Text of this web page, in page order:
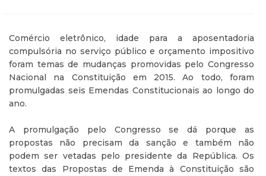
Comércio eletrônico, idade para a aposentadoria
compulsória no serviço público e orçamento impositivo
foram temas de mudanças promovidas pelo Congresso
Nacional na Constituição em 2015. Ao todo, foram
promulgadas seis Emendas Constitucionais ao longo do
ano.
A promulgação pelo Congresso se dá porque as
propostas não precisam da sanção e também não
podem ser vetadas pelo presidente da República. Os
textos das Propostas de Emenda à Constituição são